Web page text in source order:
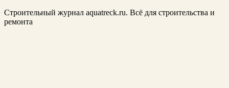
Строительный журнал aquatreck.ru. Всё для строительства и
ремонта